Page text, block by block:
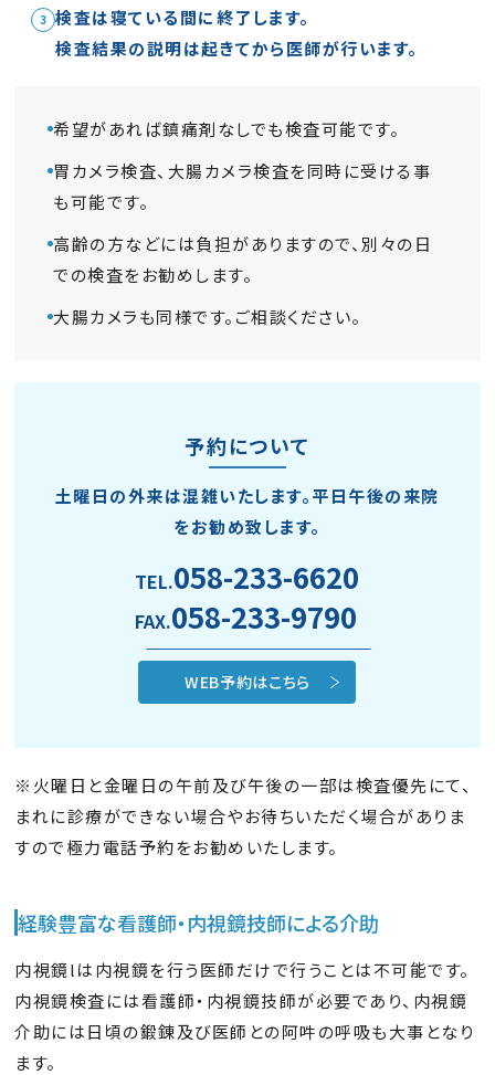
検査は寝ている間に終了します。
検査結果の説明は起きてから医師が行います。
希望があれば鎮痛剤なしでも検査可能です。
胃カメラ検査、大腸カメラ検査を同時に受ける事
も可能です。
高齢の方などには負担がありますので、別々の日
での検査をお勧めします。
大腸カメラも同様です。ご相談ください。
予約について
土曜日の外来は混雑いたします。平日午後の来院
をお勧め致します。
TEL.058-233-6620
FAX.058-233-9790
WEB予約はこちら
※火曜日と金曜日の午前及び午後の一部は検査優先にて、
まれに診療ができない場合やお待ちいただく場合がありま
すので極力電話予約をお勧めいたします。
経験豊富な看護師・内視鏡技師による介助
内視鏡lは内視鏡を行う医師だけで行うことは不可能です。
内視鏡検査には看護師・内視鏡技師が必要であり、内視鏡
介助には日頃の鍛錬及び医師との阿吽の呼吸も大事となり
ます。